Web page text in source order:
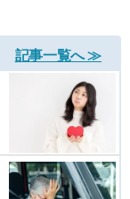
記事一覧へ ≫